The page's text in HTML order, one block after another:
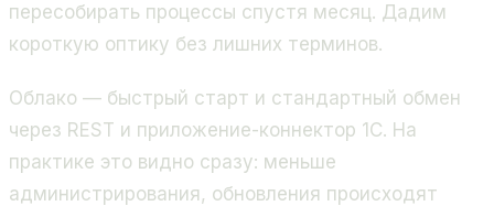
пересобирать процессы спустя месяц. Дадим
короткую оптику без лишних терминов.
Облако — быстрый старт и стандартный обмен
через REST и приложение-коннектор 1С. На
практике это видно сразу: меньше
администрирования, обновления происходят